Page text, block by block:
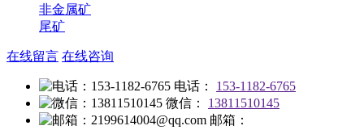
非金属矿
尾矿
在线留言 在线咨询
电话：
153-1182-6765
微信：
13811510145
邮箱：